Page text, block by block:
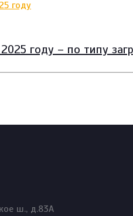
году – по типу
ш., д.83А